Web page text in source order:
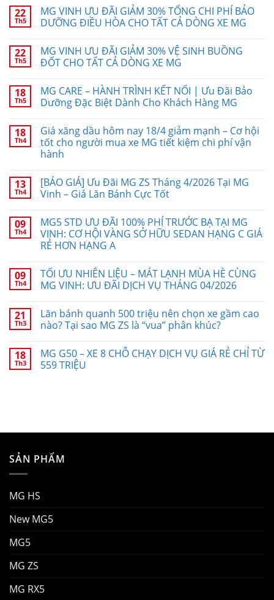
22
Th5
MG VINH ƯU ĐÃI GIẢM 30% TỔNG CHI PHÍ BẢO
DƯỠNG ĐIỀU HÒA CHO TẤT CẢ DÒNG XE MG
22
Th5
MG VINH ƯU ĐÃI GIẢM 30% VỆ SINH BUỒNG
ĐỐT CHO TẤT CẢ DÒNG XE MG
18
Th5
MG CARE – HÀNH TRÌNH KẾT NỐI | Ưu Đãi Bảo
Dưỡng Đặc Biệt Dành Cho Khách Hàng MG
18
Th4
Giá xăng dầu hôm nay 18/4 giảm mạnh – Cơ hội
tốt cho người mua xe MG tiết kiệm chi phí vận
hành
13
Th4
[BÁO GIÁ] Ưu Đãi MG ZS Tháng 4/2026 Tại MG
Vinh – Giá Lăn Bánh Cực Tốt
09
Th4
MG5 STD ƯU ĐÃI 100% PHÍ TRƯỚC BẠ TẠI MG
VINH: CƠ HỘI VÀNG SỞ HỮU SEDAN HẠNG C GIÁ
RẺ HƠN HẠNG A
09
Th4
TỐI ƯU NHIÊN LIỆU – MÁT LẠNH MÙA HÈ CÙNG
MG VINH: ƯU ĐÃI DỊCH VỤ THÁNG 04/2026
21
Th3
Lăn bánh quanh 500 triệu nên chọn xe gầm cao
nào? Tại sao MG ZS là “vua” phân khúc?
18
Th3
MG G50 – XE 8 CHỖ CHẠY DỊCH VỤ GIÁ RẺ CHỈ TỪ
559 TRIỆU
SẢN PHẨM
MG HS
New MG5
MG5
MG ZS
MG RX5